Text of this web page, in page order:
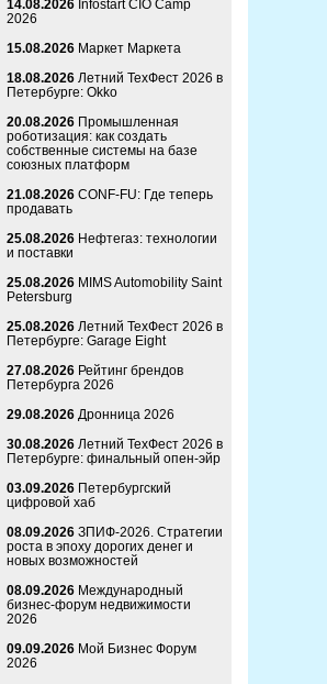
14.08.2026 Infostart CIO Camp
2026
15.08.2026 Маркет Маркета
18.08.2026 Летний ТехФест 2026 в
Петербурге: Okko
20.08.2026 Промышленная
роботизация: как создать
собственные системы на базе
союзных платформ
21.08.2026 CONF-FU: Где теперь
продавать
25.08.2026 Нефтегаз: технологии
и поставки
25.08.2026 MIMS Automobility Saint
Petersburg
25.08.2026 Летний ТехФест 2026 в
Петербурге: Garage Eight
27.08.2026 Рейтинг брендов
Петербурга 2026
29.08.2026 Дронница 2026
30.08.2026 Летний ТехФест 2026 в
Петербурге: финальный опен-эйр
03.09.2026 Петербургский
цифровой хаб
08.09.2026 ЗПИФ-2026. Стратегии
роста в эпоху дорогих денег и
новых возможностей
08.09.2026 Международный
бизнес-форум недвижимости
2026
09.09.2026 Мой Бизнес Форум
2026